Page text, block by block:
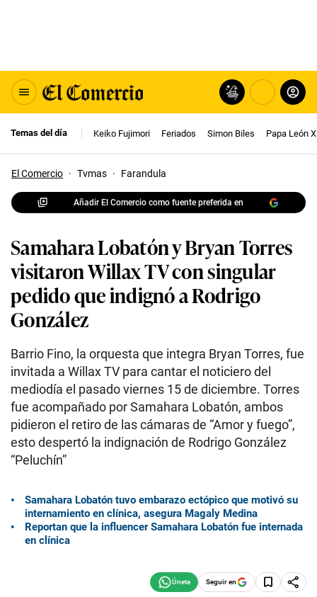
Temas del día Keiko Fujimori Feriados Simon Biles Papa León
El Comercio · Tvmas · Farandula
Añadir El Comercio como fuente preferida en
Samahara Lobatón y Bryan Torres
visitaron Willax TV con singular
pedido que indignó a Rodrigo
González
Barrio Fino, la orquesta que integra Bryan Torres, fue
invitada a Willax TV para cantar el noticiero del
mediodía el pasado viernes 15 de diciembre. Torres
fue acompañado por Samahara Lobatón, ambos
pidieron el retiro de las cámaras de “Amor y fuego”,
esto despertó la indignación de Rodrigo González
“Peluchín”
Samahara Lobatón tuvo embarazo ectópico que motivó su
internamiento en clínica, asegura Magaly Medina
Reportan que la influencer Samahara Lobatón fue internada
en clínica
Seguir en